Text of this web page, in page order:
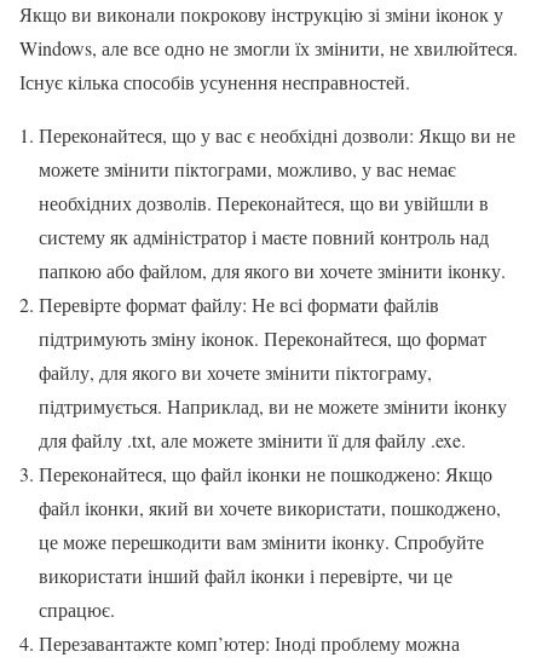
Якщо ви виконали покрокову інструкцію зі зміни іконок у
Windows, але все одно не змогли їх змінити, не хвилюйтеся.
Існує кілька способів усунення несправностей.
Переконайтеся, що у вас є необхідні дозволи: Якщо ви не
можете змінити піктограми, можливо, у вас немає
необхідних дозволів. Переконайтеся, що ви увійшли в
систему як адміністратор і маєте повний контроль над
папкою або файлом, для якого ви хочете змінити іконку.
Перевірте формат файлу: Не всі формати файлів
підтримують зміну іконок. Переконайтеся, що формат
файлу, для якого ви хочете змінити піктограму,
підтримується. Наприклад, ви не можете змінити іконку
для файлу .txt, але можете змінити її для файлу .exe.
Переконайтеся, що файл іконки не пошкоджено: Якщо
файл іконки, який ви хочете використати, пошкоджено,
це може перешкодити вам змінити іконку. Спробуйте
використати інший файл іконки і перевірте, чи це
спрацює.
Перезавантажте комп’ютер: Іноді проблему можна